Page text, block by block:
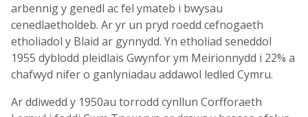
arbennig y genedl ac fel ymateb i bwysau
cenedlaetholdeb. Ar yr un pryd roedd cefnogaeth
etholiadol y Blaid ar gynnydd. Yn etholiad seneddol
1955 dyblodd pleidlais Gwynfor ym Meirionnydd i 22% a
chafwyd nifer o ganlyniadau addawol ledled Cymru.
Ar ddiwedd y 1950au torrodd cynllun Corfforaeth